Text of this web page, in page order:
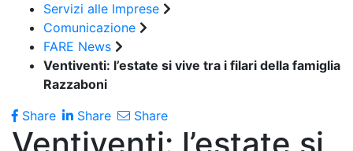
Servizi alle Imprese
Comunicazione
FARE News
Ventiventi: l’estate si vive tra i filari della famiglia
Razzaboni
Share
Share Share